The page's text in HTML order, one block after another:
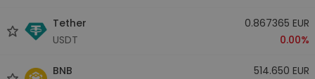
Tether
USDT
0.867365 EUR
0.00%
BNB
514.650 EUR